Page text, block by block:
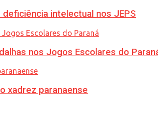
intelectual nos JEPS
nos Jogos Escolares do
xadrez paranaense